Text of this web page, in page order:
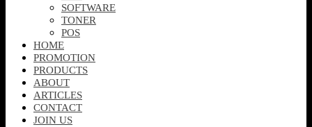
SOFTWARE
TONER
POS
HOME
PROMOTION
PRODUCTS
ABOUT
ARTICLES
CONTACT
JOIN US